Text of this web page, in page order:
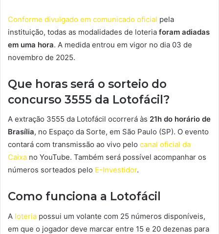
Conforme divulgado em comunicado oficial pela
instituição, todas as modalidades de loteria foram adiadas
em uma hora. A medida entrou em vigor no dia 03 de
novembro de 2025.
Que horas será o sorteio do
concurso 3555 da Lotofácil?
A extração 3555 da Lotofácil ocorrerá às 21h do horário de
Brasília, no Espaço da Sorte, em São Paulo (SP). O evento
contará com transmissão ao vivo pelo canal oficial da
Caixa no YouTube. Também será possível acompanhar os
números sorteados pelo E-Investidor.
Como funciona a Lotofácil
A loteria possui um volante com 25 números disponíveis,
em que o jogador deve marcar entre 15 e 20 dezenas para